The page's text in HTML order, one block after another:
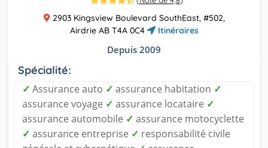
2903 Kingsview Boulevard SouthEast, #502,
Airdrie AB T4A 0C4
Itinéraires
Depuis 2009
Spécialité:
✓ Assurance auto ✓ assurance habitation ✓
assurance voyage ✓ assurance locataire ✓
assurance automobile ✓ assurance motocyclette
✓ assurance entreprise ✓ responsabilité civile